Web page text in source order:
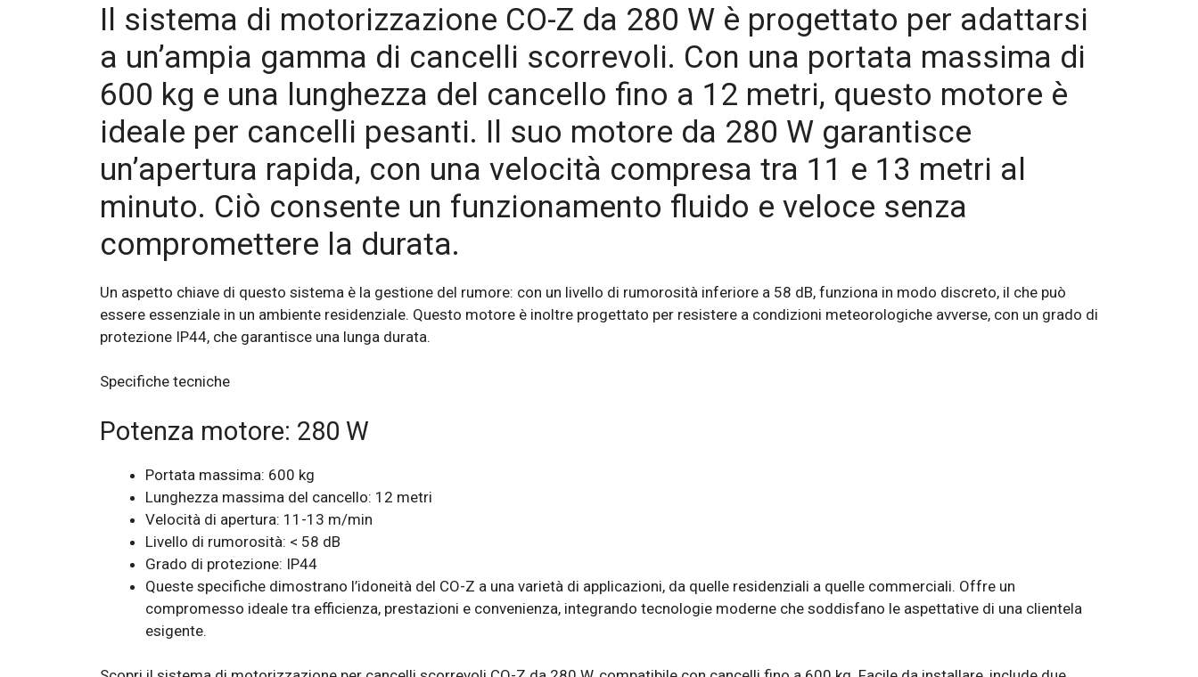
Il sistema di motorizzazione CO-Z da 280 W è progettato per adattarsi
a un’ampia gamma di cancelli scorrevoli. Con una portata massima di
600 kg e una lunghezza del cancello fino a 12 metri, questo motore è
ideale per cancelli pesanti. Il suo motore da 280 W garantisce
un’apertura rapida, con una velocità compresa tra 11 e 13 metri al
minuto. Ciò consente un funzionamento fluido e veloce senza
compromettere la durata.
Un aspetto chiave di questo sistema è la gestione del rumore: con un livello di rumorosità inferiore a 58 dB, funziona in modo discreto, il che può
essere essenziale in un ambiente residenziale. Questo motore è inoltre progettato per resistere a condizioni meteorologiche avverse, con un grado di
protezione IP44, che garantisce una lunga durata.
Specifiche tecniche
Potenza motore: 280 W
Portata massima: 600 kg
Lunghezza massima del cancello: 12 metri
Velocità di apertura: 11-13 m/min
Livello di rumorosità: < 58 dB
Grado di protezione: IP44
Queste specifiche dimostrano l’idoneità del CO-Z a una varietà di applicazioni, da quelle residenziali a quelle commerciali. Offre un
compromesso ideale tra efficienza, prestazioni e convenienza, integrando tecnologie moderne che soddisfano le aspettative di una clientela
esigente.